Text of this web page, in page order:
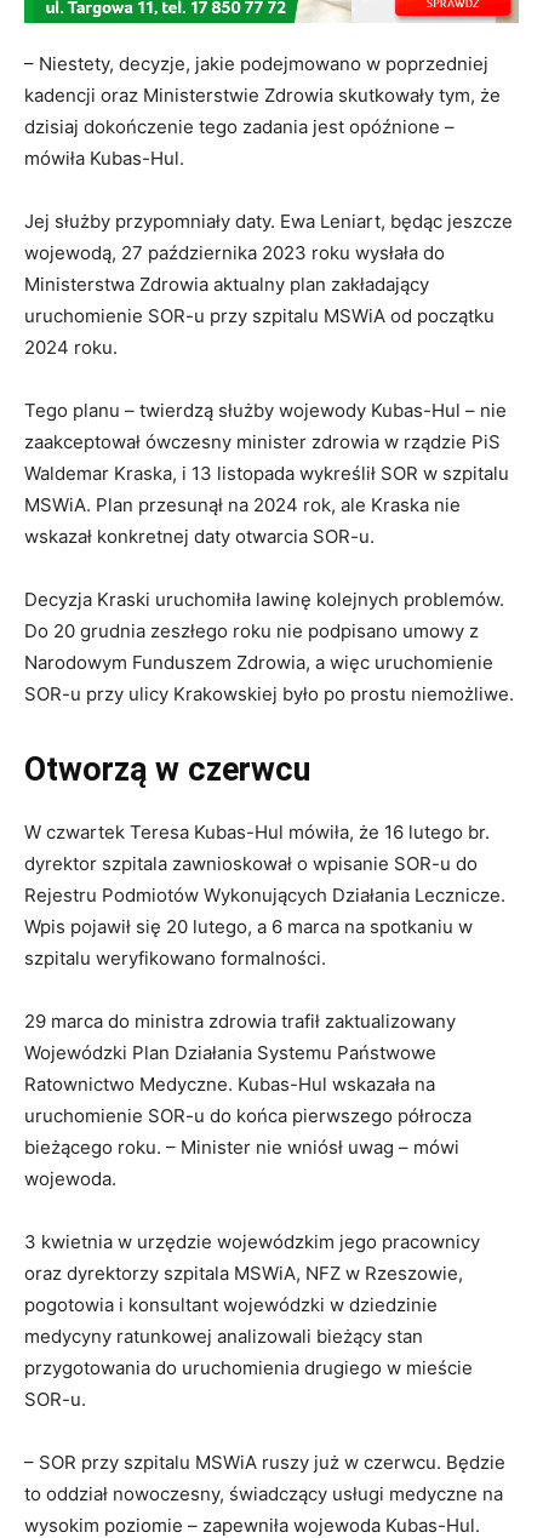
– Niestety, decyzje, jakie podejmowano w poprzedniej
kadencji oraz Ministerstwie Zdrowia skutkowały tym, że
dzisiaj dokończenie tego zadania jest opóźnione –
mówiła Kubas-Hul.
Jej służby przypomniały daty. Ewa Leniart, będąc jeszcze
wojewodą, 27 października 2023 roku wysłała do
Ministerstwa Zdrowia aktualny plan zakładający
uruchomienie SOR-u przy szpitalu MSWiA od początku
2024 roku.
Tego planu – twierdzą służby wojewody Kubas-Hul – nie
zaakceptował ówczesny minister zdrowia w rządzie PiS
Waldemar Kraska, i 13 listopada wykreślił SOR w szpitalu
MSWiA. Plan przesunął na 2024 rok, ale Kraska nie
wskazał konkretnej daty otwarcia SOR-u.
Decyzja Kraski uruchomiła lawinę kolejnych problemów.
Do 20 grudnia zeszłego roku nie podpisano umowy z
Narodowym Funduszem Zdrowia, a więc uruchomienie
SOR-u przy ulicy Krakowskiej było po prostu niemożliwe.
Otworzą w czerwcu
W czwartek Teresa Kubas-Hul mówiła, że 16 lutego br.
dyrektor szpitala zawnioskował o wpisanie SOR-u do
Rejestru Podmiotów Wykonujących Działania Lecznicze.
Wpis pojawił się 20 lutego, a 6 marca na spotkaniu w
szpitalu weryfikowano formalności.
29 marca do ministra zdrowia trafił zaktualizowany
Wojewódzki Plan Działania Systemu Państwowe
Ratownictwo Medyczne. Kubas-Hul wskazała na
uruchomienie SOR-u do końca pierwszego półrocza
bieżącego roku. – Minister nie wniósł uwag – mówi
wojewoda.
3 kwietnia w urzędzie wojewódzkim jego pracownicy
oraz dyrektorzy szpitala MSWiA, NFZ w Rzeszowie,
pogotowia i konsultant wojewódzki w dziedzinie
medycyny ratunkowej analizowali bieżący stan
przygotowania do uruchomienia drugiego w mieście
SOR-u.
– SOR przy szpitalu MSWiA ruszy już w czerwcu. Będzie
to oddział nowoczesny, świadczący usługi medyczne na
wysokim poziomie – zapewniła wojewoda Kubas-Hul.